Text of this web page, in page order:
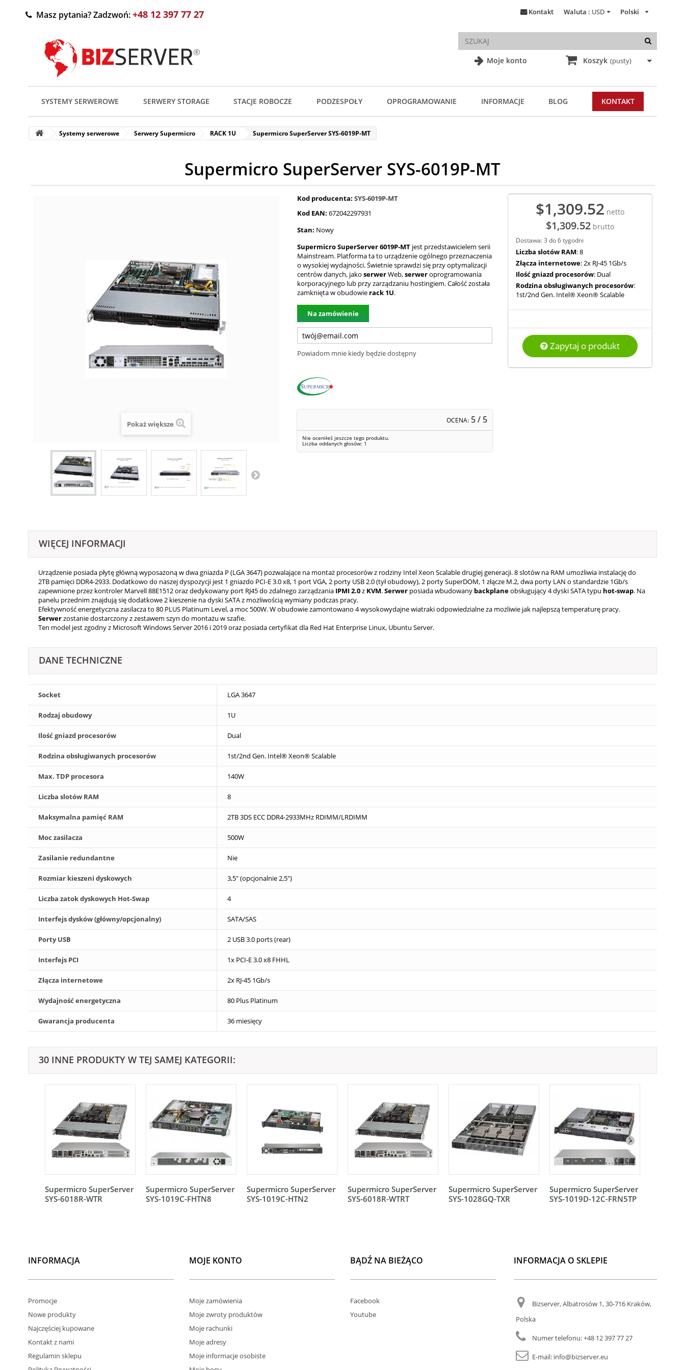
Moje konto
Polski
Waluta : USD
Kontakt
Masz pytania? Zadzwoń:+48 12 397 77 27
Koszyk (pusty)
SYSTEMY SERWEROWE SERWERY STORAGE STACJE ROBOCZE PODZESPOŁY OPROGRAMOWANIE INFORMACJE BLOG KONTAKT
Systemy serwerowe Serwery Supermicro RACK 1U Supermicro SuperServer SYS-6019P-MT
Supermicro SuperServer SYS-6019P-MT
Pokaż większe
Kod producenta: SYS-6019P-MT
Kod EAN: 672042297931
Stan: Nowy
Supermicro SuperServer 6019P-MTjest przedstawicielem serii
Mainstream. Platforma ta to urządzenie ogólnego przeznaczenia
o wysokiej wydajności. Świetnie sprawdzi się przy optymalizacji
centrów danych, jako serwerWeb,serweroprogramowania
korporacyjnego lub przy zarządzaniu hostingiem. Całość została
zamknięta w obudowie rack 1U.
Na zamówienie
Powiadom mnie kiedy będzie dostępny
OCENA: 5/ 5
Nie oceniłeś jeszcze tego produktu.
Liczba oddanych głosów: 1
$1,309.52 netto
$1,309.52 brutto
Dostawa: 3 do 6 tygodni
Liczba slotów RAM: 8
Złącza internetowe: 2x RJ-45 1Gb/s
Ilość gniazd procesorów: Dual
Rodzina obsługiwanych procesorów:
1st/2nd Gen. Intel® Xeon® Scalable
Zapytaj o produkt
WIĘCEJ INFORMACJI
Urządzenie posiada płytę główną wyposażoną w dwa gniazda P (LGA 3647) pozwalające na montaż procesorów z rodziny Intel Xeon Scalable drugiej generacji. 8 slotów na RAM umożliwia instalację do
2TB pamięci DDR4-2933. Dodatkowo do naszej dyspozycji jest 1 gniazdo PCI-E 3.0 x8, 1 port VGA, 2 porty USB 2.0 (tył obudowy), 2 porty SuperDOM, 1 złącze M.2, dwa porty LAN o standardzie 1Gb/s
zapewnione przez kontroler Marvell 88E1512 oraz dedykowany port RJ45 do zdalnego zarządzania IPMI 2.0z KVM.Serwer posiada wbudowany backplaneobsługujący 4 dyski SATA typu hot-swap. Na
panelu przednim znajdują się dodatkowe 2 kieszenie na dyski SATA z możliwością wymiany podczas pracy.
Efektywność energetyczna zasilacza to 80 PLUS Platinum Level, a moc 500W. W obudowie zamontowano 4 wysokowydajne wiatraki odpowiedzialne za możliwie jak najlepszą temperaturę pracy.
Serwerzostanie dostarczony z zestawem szyn do montażu w szafie.
Ten model jest zgodny z Microsoft Windows Server 2016 i 2019 oraz posiada certyfikat dla Red Hat Enterprise Linux, Ubuntu Server.
DANE TECHNICZNE
Socket LGA 3647
Rodzaj obudowy 1U
Ilość gniazd procesorów Dual
Rodzina obsługiwanych procesorów 1st/2nd Gen. Intel® Xeon® Scalable
Max. TDP procesora 140W
Liczba slotów RAM 8
Maksymalna pamięć RAM 2TB 3DS ECC DDR4-2933MHz RDIMM/LRDIMM
Moc zasilacza 500W
Zasilanie redundantne Nie
Rozmiar kieszeni dyskowych 3,5" (opcjonalnie 2,5")
Liczba zatok dyskowych Hot-Swap 4
Interfejs dysków (główny/opcjonalny) SATA/SAS
Porty USB 2 USB 3.0 ports (rear)
Interfejs PCI 1x PCI-E 3.0 x8 FHHL
Złącza internetowe 2x RJ-45 1Gb/s
Wydajność energetyczna 80 Plus Platinum
Gwarancja producenta 36 miesięcy
30 INNE PRODUKTY W TEJ SAMEJ KATEGORII:
Supermicro SuperServer
SYS-6018R-WTR
Supermicro SuperServer
SYS-1019C-FHTN8
Supermicro SuperServer
SYS-1019C-HTN2
Supermicro SuperServer
SYS-6018R-WTRT
Supermicro SuperServer
SYS-1028GQ-TXR
Supermicro SuperServer
SYS-1019D-12C-FRN5TP
INFORMACJA
Promocje
Nowe produkty
Najczęściej kupowane
Kontakt z nami
Regulamin sklepu
MOJE KONTO
Moje zamówienia
Moje zwroty produktów
Moje rachunki
Moje adresy
Moje informacje osobiste
BĄDŹ NA BIEŻĄCO
Facebook
Youtube
INFORMACJA O SKLEPIE
Bizserver, Albatrosów 1, 30-716 Kraków,
Polska
Numer telefonu:+48 12 397 77 27
E-mail: info@bizserver.eu